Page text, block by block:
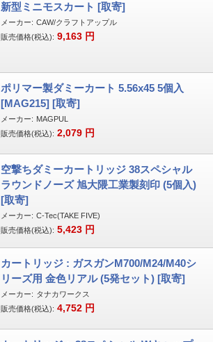
新型ミニモスカート [取寄]
メーカー: CAW/クラフトアップル
販売価格(税込): 9,163 円
ポリマー製ダミーカート 5.56x45 5個入
[MAG215] [取寄]
メーカー: MAGPUL
販売価格(税込): 2,079 円
空撃ちダミーカートリッジ 38スペシャル
ラウンドノーズ 旭大隈工業製刻印 (5個入)
[取寄]
メーカー: C-Tec(TAKE FIVE)
販売価格(税込): 5,423 円
カートリッジ : ガスガンM700/M24/M40シ
リーズ用 金色リアル (5発セット) [取寄]
メーカー: タナカワークス
販売価格(税込): 4,752 円